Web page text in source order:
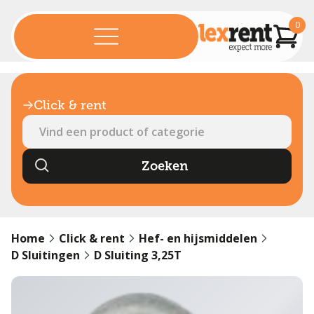
0
Click & rent
Home Click & rent
Hef- en hijsmiddelen
D Sluitingen
D Sluiting 3,25T